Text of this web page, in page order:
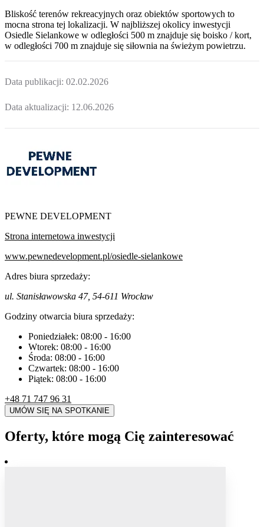
Bliskość terenów rekreacyjnych oraz obiektów sportowych to
mocna strona tej lokalizacji. W najbliższej okolicy inwestycji
Osiedle Sielankowe w odległości 500 m znajduje się boisko / kort,
w odległości 700 m znajduje się siłownia na świeżym powietrzu.
Data publikacji: 02.02.2026
Data aktualizacji: 12.06.2026
PEWNE DEVELOPMENT
Strona internetowa inwestycji
www.pewnedevelopment.pl/osiedle-sielankowe
Adres biura sprzedaży:
ul. Stanisławowska 47, 54-611 Wrocław
Godziny otwarcia biura sprzedaży:
Poniedziałek: 08:00 - 16:00
Wtorek: 08:00 - 16:00
Środa: 08:00 - 16:00
Czwartek: 08:00 - 16:00
Piątek: 08:00 - 16:00
+48 71 747 96 31
UMÓW SIĘ NA SPOTKANIE
Oferty, które mogą Cię zainteresować